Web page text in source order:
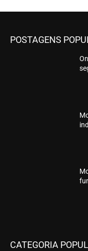
POSTAGENS
CATEGORIA